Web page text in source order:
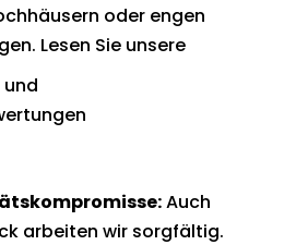
oder engen
Lesen Sie unsere
und
Auch
arbeiten wir sorgfältig.